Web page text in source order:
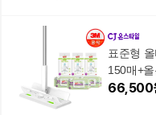
표준형
150매+
66,500